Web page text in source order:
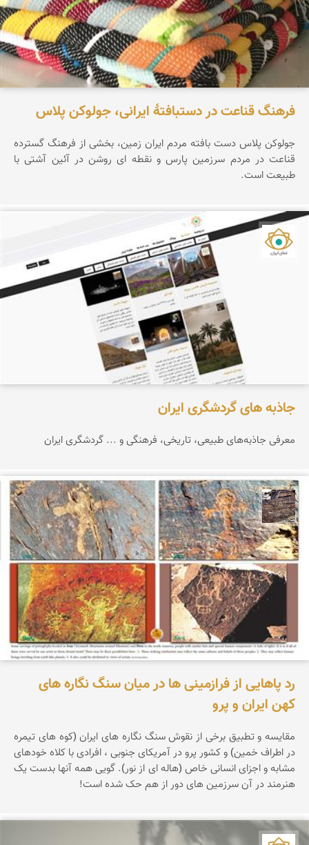
فرهنگ قناعت در دستبافتهٔ ایرانی، جولوکن پلاس
جولوکن پلاس دست بافته مردم ایران زمین، بخشی از فرهنگ گسترده
قناعت در مردم سرزمین پارس و نقطه ای روشن در آئین آشتی با
طبیعت است.
نمای ایران
جاذبه های گردشگری ایران
معرفی جاذبه‌های طبیعی، تاریخی، فرهنگی و ... گردشگری ایران
محمد ناصری فرد
رد پاهایی از فرازمینی ها در میان سنگ نگاره های
کهن ایران و پرو
مقایسه و تطبیق برخی از نقوش سنگ نگاره های ایران (کوه های تیمره
در اطراف خمین) و کشور پرو در آمریکای جنوبی ، افرادی با کلاه خودهای
مشابه و اجزای انسانی خاص (هاله ای از نور). گویی همه آنها بدست یک
هنرمند در آن سرزمین های دور از هم حک شده است!